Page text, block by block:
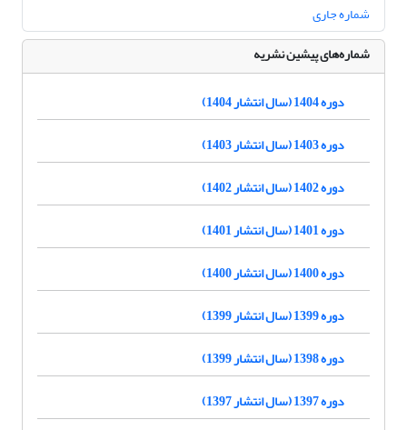
شماره جاری
شماره‌های پیشین نشریه
دوره 1404 (سال انتشار 1404)
دوره 1403 (سال انتشار 1403)
دوره 1402 (سال انتشار 1402)
دوره 1401 (سال انتشار 1401)
دوره 1400 (سال انتشار 1400)
دوره 1399 (سال انتشار 1399)
دوره 1398 (سال انتشار 1399)
دوره 1397 (سال انتشار 1397)